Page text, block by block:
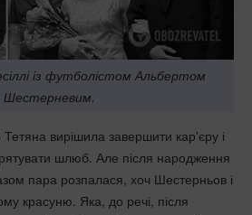
із футболістом Альбертом
Шестерневим.
вирішила завершити кар'єру і
шлюб. Але після народження
пара розпалася, хоч Шестерньов і
красуню. Яка, до речі, після